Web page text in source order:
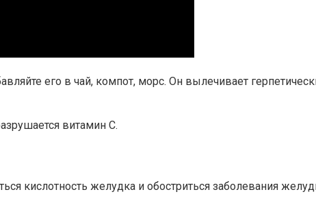
его в чай, компот, морс. Он вылечивает
витамин С.
кислотность желудка и обостриться заболевания